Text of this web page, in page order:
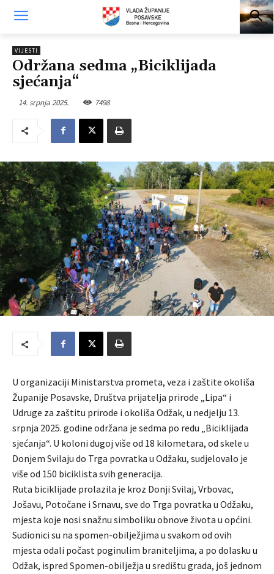
VIJESTI
Održana sedma „Biciklijada
sjećanja“
14. srpnja 2025. 7498
U organizaciji Ministarstva prometa, veza i zaštite okoliša
Županije Posavske, Društva prijatelja prirode „Lipa“ i
Udruge za zaštitu prirode i okoliša Odžak, u nedjelju 13.
srpnja 2025. godine održana je sedma po redu „Biciklijada
sjećanja“. U koloni dugoj više od 18 kilometara, od skele u
Donjem Svilaju do Trga povratka u Odžaku, sudjelovalo je
više od 150 biciklista svih generacija.
Ruta biciklijade prolazila je kroz Donji Svilaj, Vrbovac,
Jošavu, Potočane i Srnavu, sve do Trga povratka u Odžaku,
mjesta koje nosi snažnu simboliku obnove života u općini.
Sudionici su na spomen-obilježjima u svakom od ovih
mjesta odali počast poginulim braniteljima, a po dolasku u
Odžak, ispred Spomen-obilježja u središtu grada, još jednom